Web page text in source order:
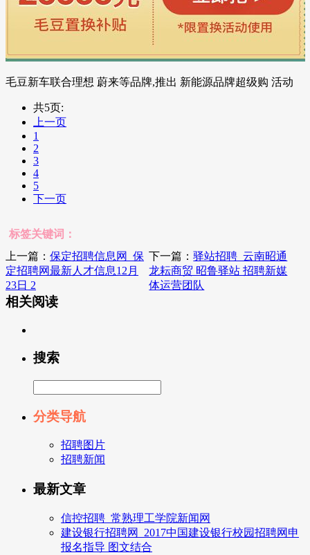
毛豆新车联合理想 蔚来等品牌,推出 新能源品牌超级购 活动
共5页:
上一页
1
2
3
4
5
下一页
标签关键词：
上一篇： 保定招聘信息网_保
定招聘网最新人才信息12月
23日 2
下一篇：驿站招聘_云南昭通
龙耘商贸 昭鲁驿站 招聘新媒
体运营团队
相关阅读
搜索
分类导航
招聘图片
招聘新闻
最新文章
信控招聘_常熟理工学院新闻网
建设银行招聘网_2017中国建设银行校园招聘网申
报名指导 图文结合